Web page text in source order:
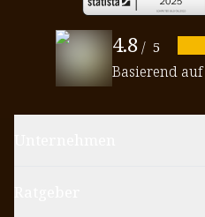
4.8 / 5
Basierend auf